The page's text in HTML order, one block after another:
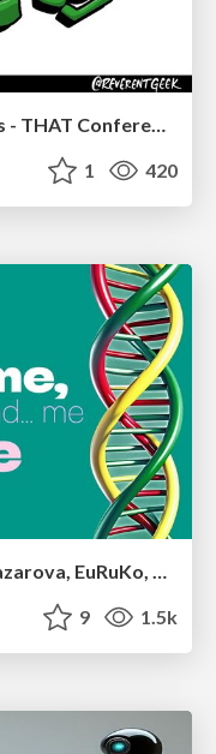
1 420
Evolution of real-time – Irina Nazarova, EuRuKo, 2024
9 1.5k